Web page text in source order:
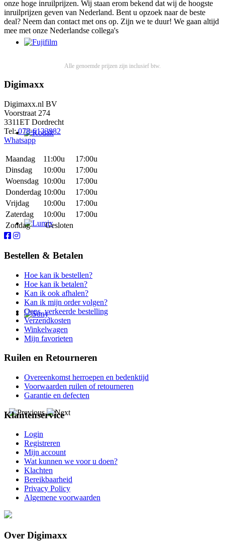
onze hoge inruilprijzen. Wij staan erom bekend dat wij de hoogste
inruilprijzen geven van Nederland. Bent u opzoek naar de beste
deal? Neem dan contact met ons op. Zijn we te duur! We gaan altijd
mee met onze Nederlandse collega's
Alle genoemde prijzen zijn inclusief btw.
Digimaxx
Digimaxx.nl BV
Voorstraat 274
3311ET Dordrecht
Tel:078-6133982
Whatsapp
Maandag 11:00u
17:00u
Dinsdag
10:00u
17:00u
Woensdag 10:00u
17:00u
Donderdag 10:00u
17:00u
Vrijdag
10:00u
17:00u
Zaterdag
10:00u
17:00u
Zondag
Gesloten
Bestellen & Betalen
Hoe kan ik bestellen?
Hoe kan ik betalen?
Kan ik ook afhalen?
Kan ik mijn order volgen?
Oeps, verkeerde bestelling
Verzendkosten
Winkelwagen
Mijn favorieten
Ruilen en Retourneren
Overeenkomst herroepen en bedenktijd
Voorwaarden ruilen of retourneren
Garantie en defecten
Klantenservice
Login
Registreren
Mijn account
Wat kunnen we voor u doen?
Klachten
Bereikbaarheid
Privacy Policy
Algemene voorwaarden
Over Digimaxx